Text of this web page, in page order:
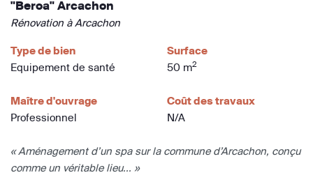
"Beroa" Arcachon
Rénovation à Arcachon
Type de bien
Equipement de santé
Surface
50 m2
Maître d'ouvrage
Professionnel
Coût des travaux
N/A
« Aménagement d’un spa sur la commune d’Arcachon, conçu
comme un véritable lieu... »